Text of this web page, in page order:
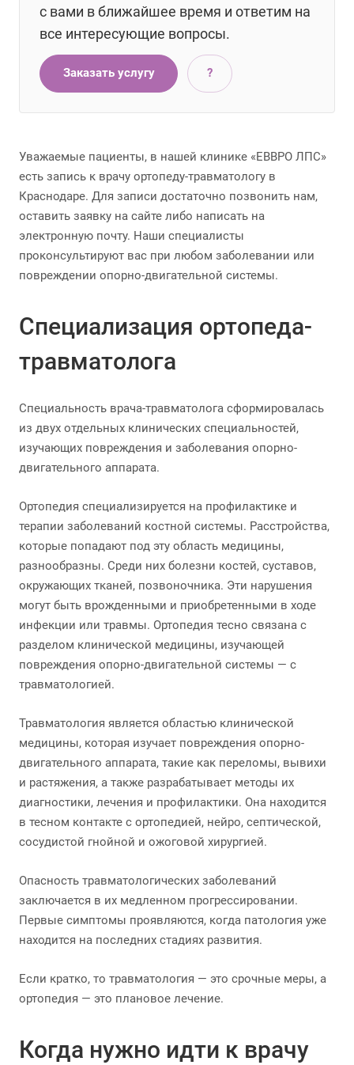
с вами в ближайшее время и ответим на
все интересующие вопросы.
Заказать услугу ?
Уважаемые пациенты, в нашей клинике «ЕВВРО ЛПС»
есть запись к врачу ортопеду-травматологу в
Краснодаре. Для записи достаточно позвонить нам,
оставить заявку на сайте либо написать на
электронную почту. Наши специалисты
проконсультируют вас при любом заболевании или
повреждении опорно-двигательной системы.
Специализация ортопеда-
травматолога
Специальность врача-травматолога сформировалась
из двух отдельных клинических специальностей,
изучающих повреждения и заболевания опорно-
двигательного аппарата.
Ортопедия специализируется на профилактике и
терапии заболеваний костной системы. Расстройства,
которые попадают под эту область медицины,
разнообразны. Среди них болезни костей, суставов,
окружающих тканей, позвоночника. Эти нарушения
могут быть врожденными и приобретенными в ходе
инфекции или травмы. Ортопедия тесно связана с
разделом клинической медицины, изучающей
повреждения опорно-двигательной системы — с
травматологией.
Травматология является областью клинической
медицины, которая изучает повреждения опорно-
двигательного аппарата, такие как переломы, вывихи
и растяжения, а также разрабатывает методы их
диагностики, лечения и профилактики. Она находится
в тесном контакте с ортопедией, нейро, септической,
сосудистой гнойной и ожоговой хирургией.
Опасность травматологических заболеваний
заключается в их медленном прогрессировании.
Первые симптомы проявляются, когда патология уже
находится на последних стадиях развития.
Если кратко, то травматология — это срочные меры, а
ортопедия — это плановое лечение.
Когда нужно идти к врачу